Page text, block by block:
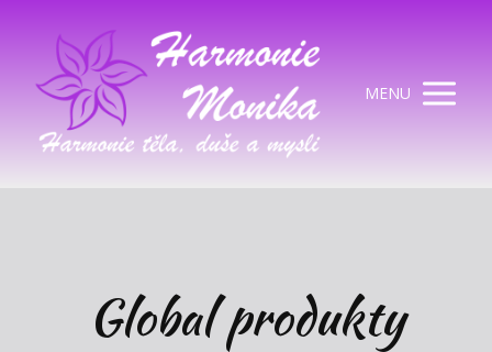
MENU
Global produkty